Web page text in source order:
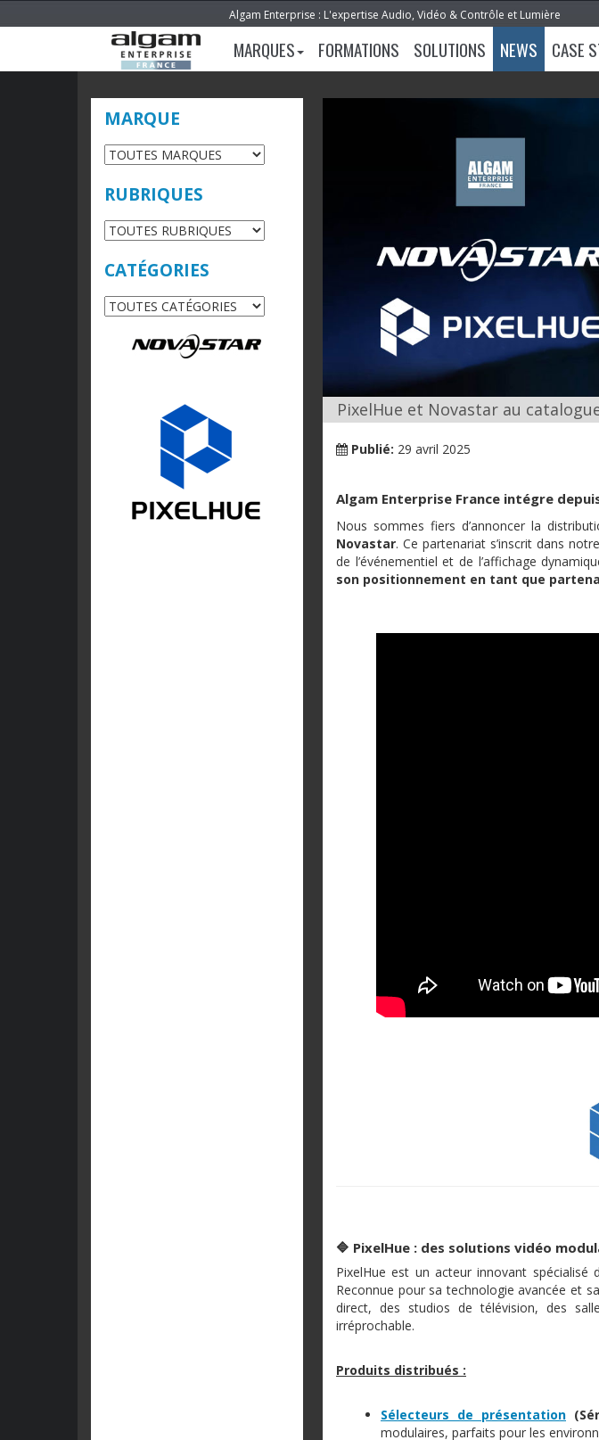
Algam Enterprise : L'expertise Audio, Vidéo & Contrôle et Lumière
MARQUES FORMATIONS SOLUTIONS NEWS CASE
MARQUE
RUBRIQUES
CATÉGORIES
PixelHue et Novastar au
Publié: 29 avril 2025
Algam Enterprise France intégre
Nous sommes fiers d’annoncer la
Novastar. Ce partenariat s’inscrit dans
de l’événementiel et de l’affichage
son positionnement en tant que
🔷 PixelHue : des solutions vidéo
PixelHue est un acteur innovant
Reconnue pour sa technologie avancée et
direct, des studios de télévision, des
irréprochable.​
Produits distribués :
Sélecteurs de présentation
modulaires, parfaits pour les